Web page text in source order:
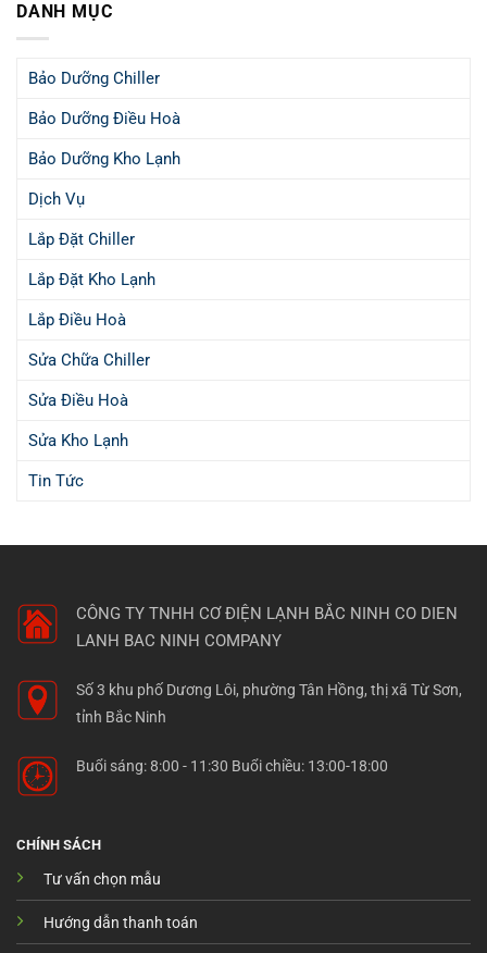
DANH MỤC
Bảo Dưỡng Chiller
Bảo Dưỡng Điều Hoà
Bảo Dưỡng Kho Lạnh
Dịch Vụ
Lắp Đặt Chiller
Lắp Đặt Kho Lạnh
Lắp Điều Hoà
Sửa Chữa Chiller
Sửa Điều Hoà
Sửa Kho Lạnh
Tin Tức
CÔNG TY TNHH CƠ ĐIỆN LẠNH BẮC NINH CO DIEN
LANH BAC NINH COMPANY
Số 3 khu phố Dương Lôi, phường Tân Hồng, thị xã Từ Sơn,
tỉnh Bắc Ninh
Buổi sáng: 8:00 - 11:30 Buổi chiều: 13:00-18:00
CHÍNH SÁCH
Tư vấn chọn mẫu
Hướng dẫn thanh toán